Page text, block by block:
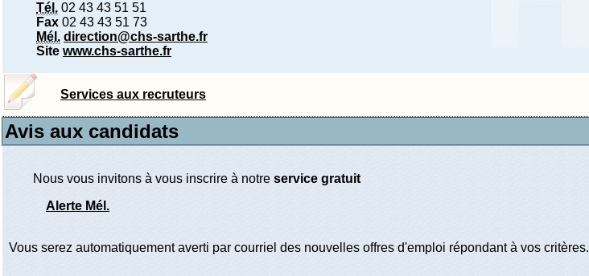
Tél. 02 43 43 51 51
Fax 02 43 43 51 73
Mél. direction@chs-sarthe.fr
Site www.chs-sarthe.fr
Services aux recruteurs
Avis aux candidats
Nous vous invitons à vous inscrire à notre service gratuit
Alerte Mél.
Vous serez automatiquement averti par courriel des nouvelles offres d'emploi répondant à vos critères.